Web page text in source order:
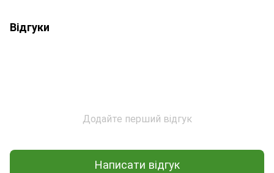
Відгуки
Додайте перший відгук
Написати відгук